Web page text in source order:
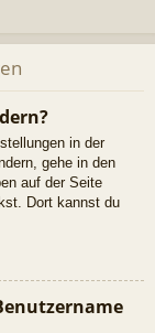
in der
gehe in den
auf der Seite
Dort kannst du